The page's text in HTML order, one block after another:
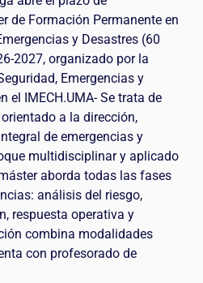
de Formación Permanente en
y Desastres (60
2027, organizado por la
Emergencias y
el IMECH.UMA- Se trata de
a la dirección,
de emergencias y
multidisciplinar y aplicado
aborda todas las fases
análisis del riesgo,
respuesta operativa y
combina modalidades
con profesorado de